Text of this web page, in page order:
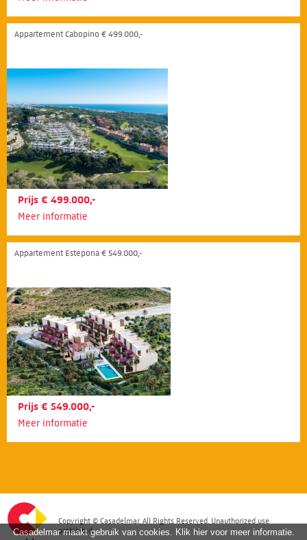
Appartement Cabopino € 499.000,-
Prijs € 499.000,-
Meer informatie
Appartement Estepona € 549.000,-
Prijs € 549.000,-
Meer informatie
Copyright © Casadelmar. All Rights Reserved. Unauthorized use
prohibited.
Casadelmar maakt gebruik van cookies. Klik hier voor meer informatie.